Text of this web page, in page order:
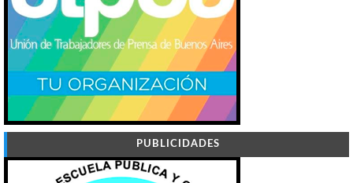
PUBLICIDADES